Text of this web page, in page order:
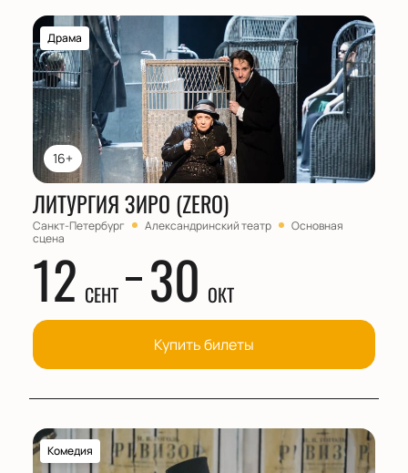
16+
Драма
ЛИТУРГИЯ ЗИРО (ZERO)
Санкт-Петербург Александринский театр
Основная
сцена
12 СЕНТ 30 ОКТ
Купить билеты
Комедия